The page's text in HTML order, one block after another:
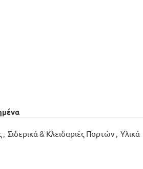
, Σιδερικά & Κλειδαριές Πορτών, Υλικά